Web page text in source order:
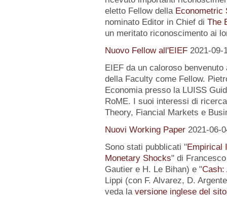
eletto Fellow della Econometric
nominato Editor in Chief di The
un meritato riconoscimento ai
Nuovo Fellow all'EIEF 2021-09-
EIEF da un caloroso
della Faculty come Fellow.
Economia presso la LUISS
RoME. I suoi interessi di
Theory, Fiancial Markets e
Nuovi Working Paper 2021-06-
Sono stati pubblicati "Empirical
Monetary Shocks" di
Gautier e H. Le Bihan) e "Cash:
Lippi (con F. Alvarez, D.
veda la versione inglese del sito